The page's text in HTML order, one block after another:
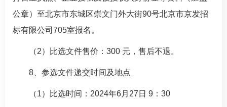
公章）至北京市东城区崇文门外大街90号北京市京发招
标有限公司705室报名。
（2）比选文件售价：300 元，售后不退。
8、参选文件递交时间及地点
（1）比选时间：2024年6月27日 9：30